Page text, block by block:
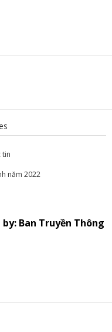
tin
năm 2022
Ban Truyền Thông